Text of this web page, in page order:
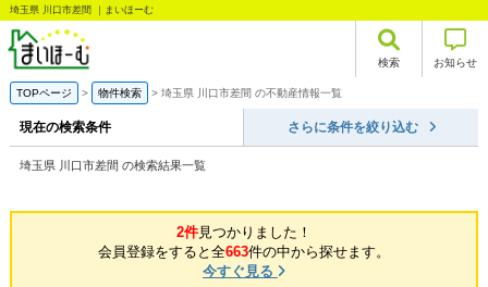
埼玉県 川口市差間 ｜まいほーむ
検索 お知らせ
TOPページ 物件検索 埼玉県 川口市差間 の不動産情報一覧
現在の検索条件 さらに条件を絞り込む
埼玉県 川口市差間 の検索結果一覧
2件見つかりました！
会員登録をすると全663件の中から探せます。
今すぐ見る